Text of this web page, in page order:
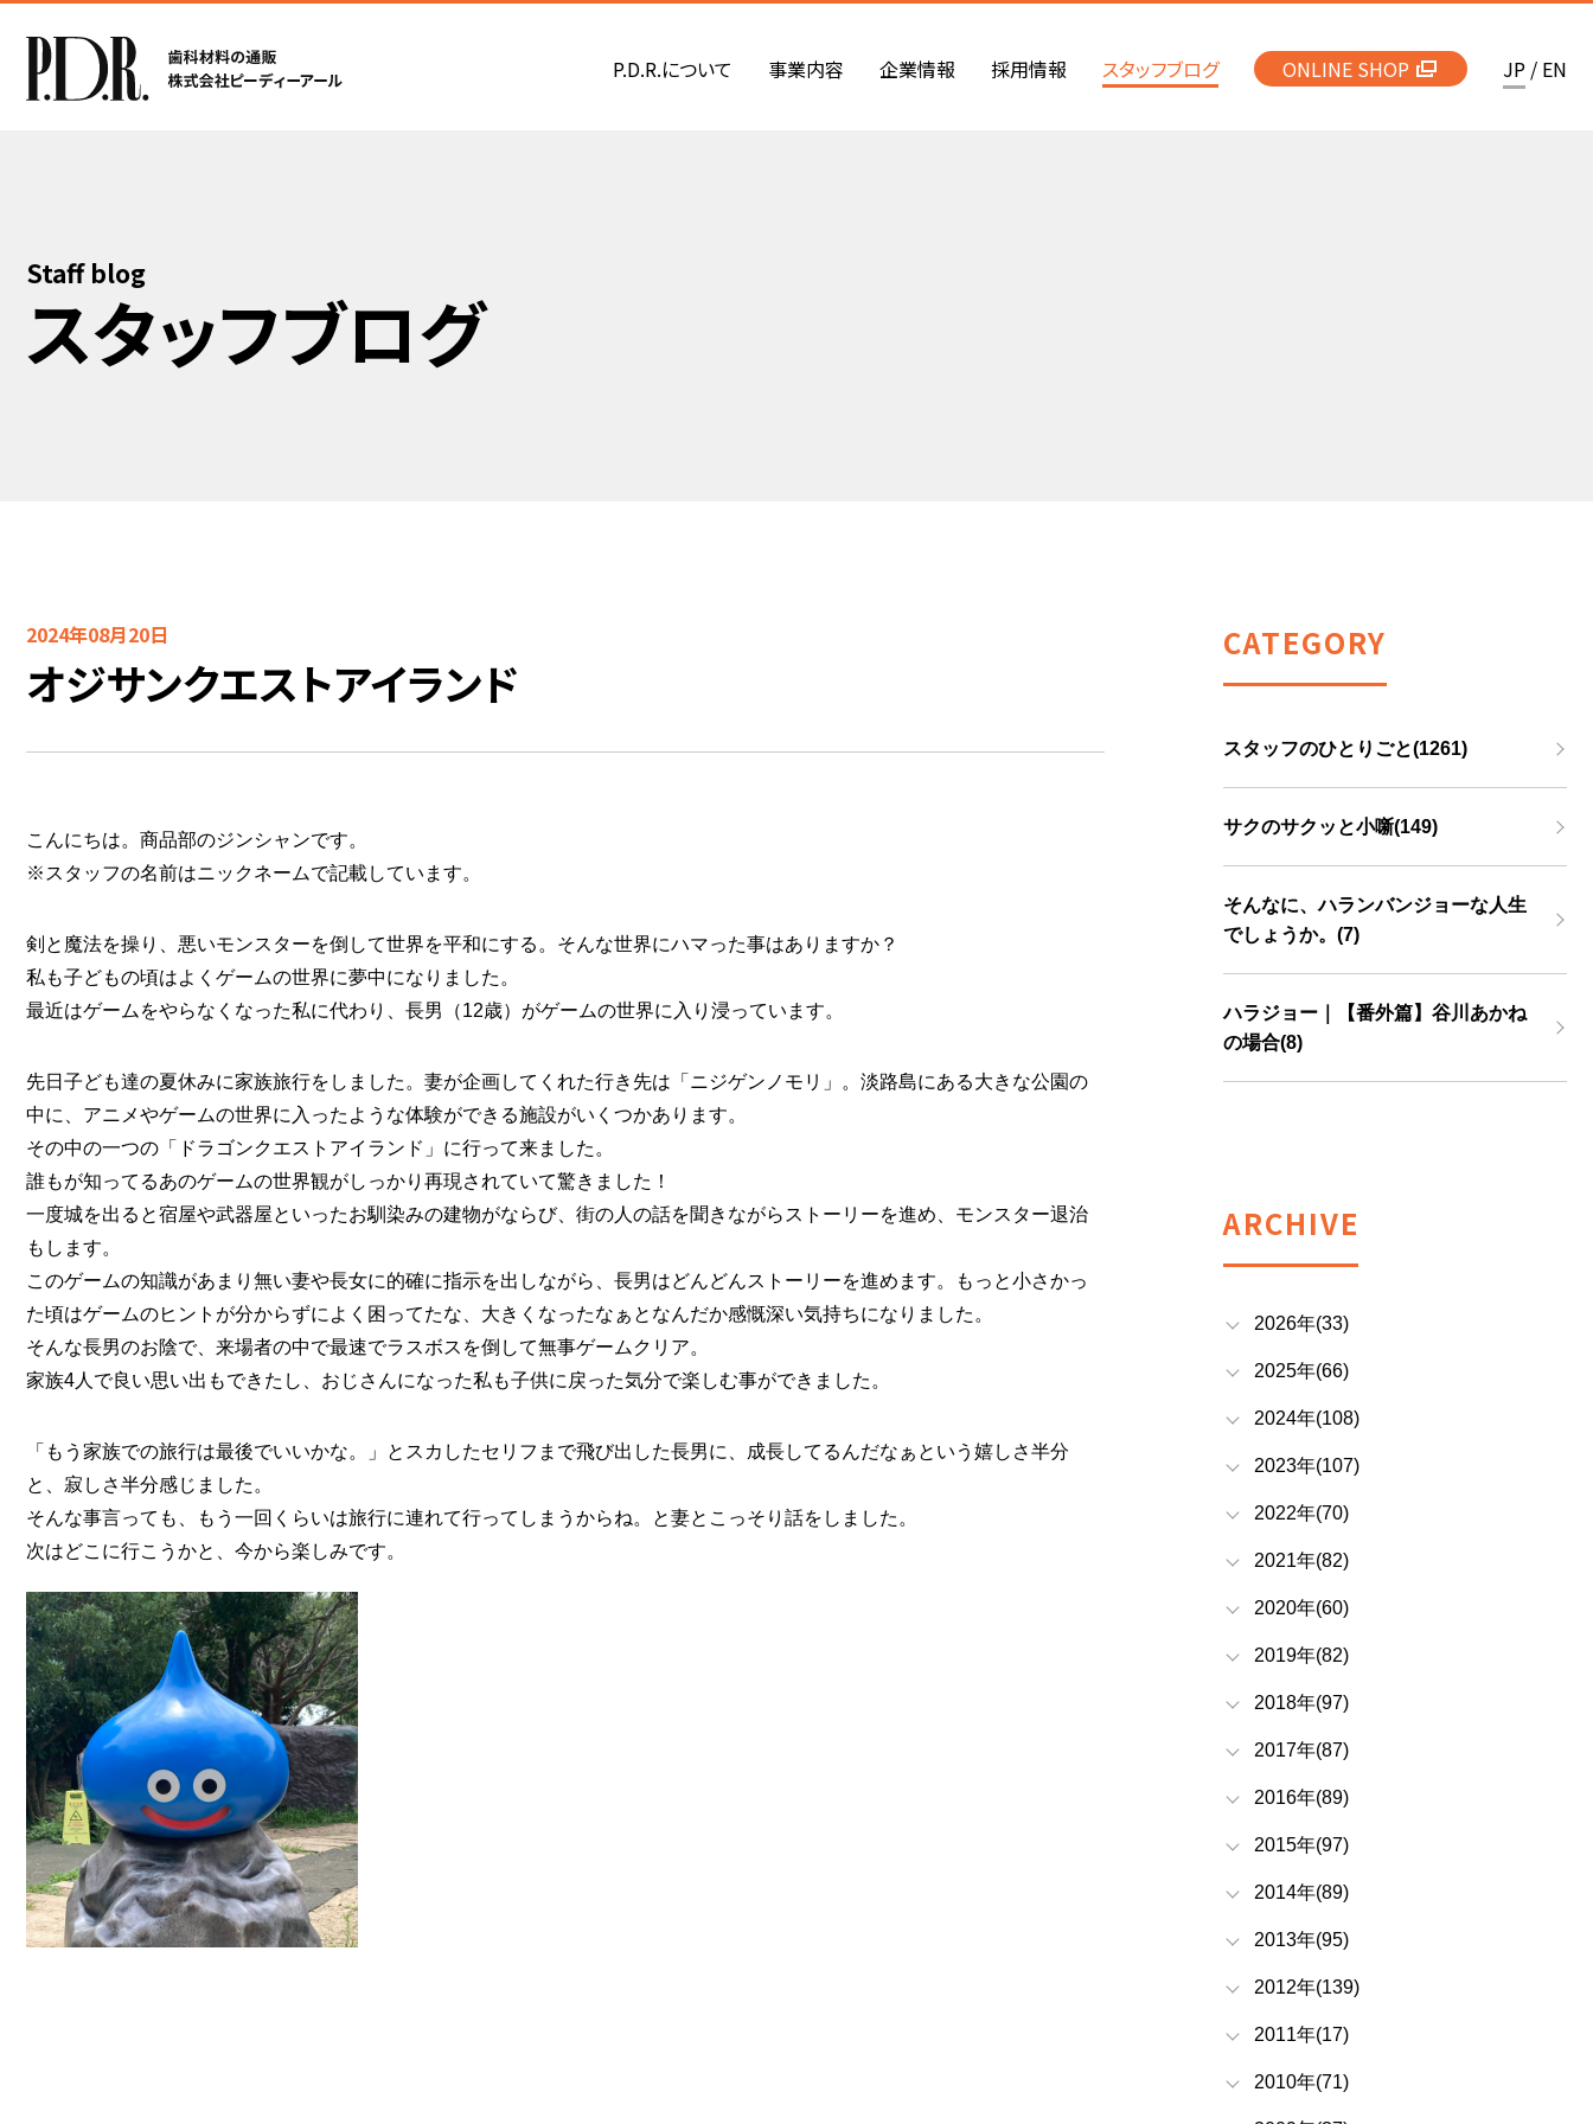
P.D.R.について 事業内容 企業情報 採用情報 スタッフブログ ONLINE SHOP JP / EN
Staff blog
スタッフブログ
2024年08月20日
オジサンクエストアイランド
こんにちは。商品部のジンシャンです。
※スタッフの名前はニックネームで記載しています。
剣と魔法を操り、悪いモンスターを倒して世界を平和にする。そんな世界にハマった事はありますか？
私も子どもの頃はよくゲームの世界に夢中になりました。
最近はゲームをやらなくなった私に代わり、長男（12歳）がゲームの世界に入り浸っています。
先日子ども達の夏休みに家族旅行をしました。妻が企画してくれた行き先は「ニジゲンノモリ」。淡路島にある大きな公園の
中に、アニメやゲームの世界に入ったような体験ができる施設がいくつかあります。
その中の一つの「ドラゴンクエストアイランド」に行って来ました。
誰もが知ってるあのゲームの世界観がしっかり再現されていて驚きました！
一度城を出ると宿屋や武器屋といったお馴染みの建物がならび、街の人の話を聞きながらストーリーを進め、モンスター退治
もします。
このゲームの知識があまり無い妻や長女に的確に指示を出しながら、長男はどんどんストーリーを進めます。もっと小さかっ
た頃はゲームのヒントが分からずによく困ってたな、大きくなったなぁとなんだか感慨深い気持ちになりました。
そんな長男のお陰で、来場者の中で最速でラスボスを倒して無事ゲームクリア。
家族4人で良い思い出もできたし、おじさんになった私も子供に戻った気分で楽しむ事ができました。
「もう家族での旅行は最後でいいかな。」とスカしたセリフまで飛び出した長男に、成長してるんだなぁという嬉しさ半分
と、寂しさ半分感じました。
そんな事言っても、もう一回くらいは旅行に連れて行ってしまうからね。と妻とこっそり話をしました。
次はどこに行こうかと、今から楽しみです。
CATEGORY
スタッフのひとりごと(1261)
サクのサクッと小噺(149)
そんなに、ハランバンジョーな人生
でしょうか。(7)
ハラジョー｜【番外篇】谷川あかね
の場合(8)
ARCHIVE
2026年(33)
2025年(66)
2024年(108)
2023年(107)
2022年(70)
2021年(82)
2020年(60)
2019年(82)
2018年(97)
2017年(87)
2016年(89)
2015年(97)
2014年(89)
2013年(95)
2012年(139)
2011年(17)
2010年(71)